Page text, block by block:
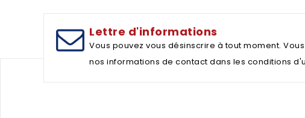
Lettre d'informations
Vous pouvez vous désinscrire à tout moment.
nos informations de contact dans les conditions